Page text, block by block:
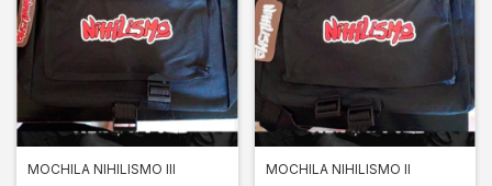
MOCHILA NIHILISMO III MOCHILA NIHILISMO II